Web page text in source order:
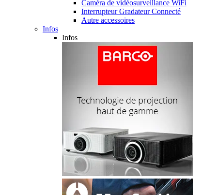
Caméra de vidéosurveillance WiFi
Interrupteur Gradateur Connecté
Autre accessoires
Infos
Infos